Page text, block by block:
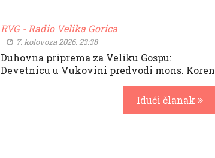
RVG - Radio Velika Gorica
7. kolovoza 2026. 23:38
Duhovna priprema za Veliku Gospu:
Devetnicu u Vukovini predvodi mons. Koren
Idući članak